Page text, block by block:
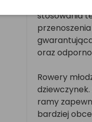
stosowania
oraz
Rowery
ramy
bardziej